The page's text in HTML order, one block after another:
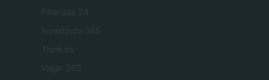
Finanzas 24
Investindo 365
Think.es
Viajar 365